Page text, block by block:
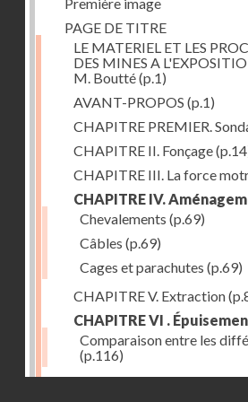
PAGE DE TITRE
LE MATERIEL ET LES
DES MINES A
M. Boutté(p.1)
AVANT-PROPOS (p.1)
CHAPITRE PREMIER.
CHAPITRE II. Fonçage
CHAPITRE III. La force
CHAPITRE IV.
Chevalements (p.69)
Câbles (p.69)
Cages et parachutes (p.69)
CHAPITRE V. Extraction
CHAPITRE VI .
Comparaison entre les
(p.116)